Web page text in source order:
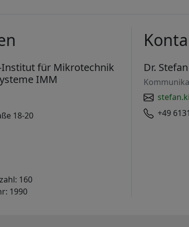
Institut für Mikrotechnik
IMM
18-20
160
1990
Dr.
+49